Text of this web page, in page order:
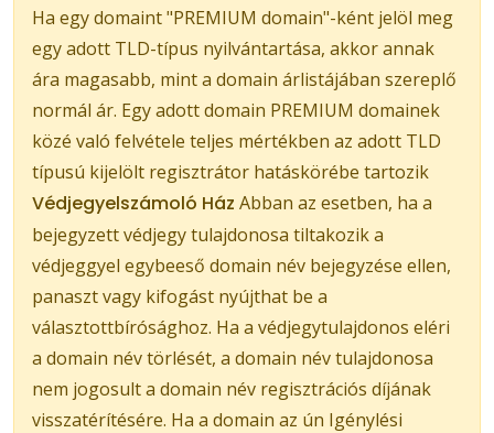
Ha egy domaint "PREMIUM domain"-ként jelöl meg
egy adott TLD-típus nyilvántartása, akkor annak
ára magasabb, mint a domain árlistájában szereplő
normál ár. Egy adott domain PREMIUM domainek
közé való felvétele teljes mértékben az adott TLD
típusú kijelölt regisztrátor hatáskörébe tartozik
Védjegyelszámoló Ház Abban az esetben, ha a
bejegyzett védjegy tulajdonosa tiltakozik a
védjeggyel egybeeső domain név bejegyzése ellen,
panaszt vagy kifogást nyújthat be a
választottbírósághoz. Ha a védjegytulajdonos eléri
a domain név törlését, a domain név tulajdonosa
nem jogosult a domain név regisztrációs díjának
visszatérítésére. Ha a domain az ún Igénylési